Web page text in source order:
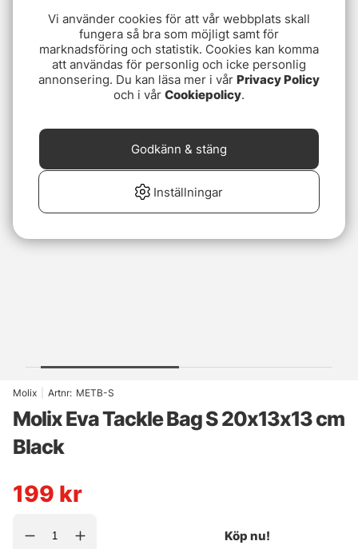
Molix Artnr: METB-S
Molix Eva Tackle Bag S 20x13x13 cm
Black
199 kr
Köp nu!
Vi använder cookies för att vår webbplats skall
fungera så bra som möjligt samt för
marknadsföring och statistik. Cookies kan komma
att användas för personlig och icke personlig
annonsering. Du kan läsa mer i vår Privacy Policy
och i vår Cookiepolicy.
Inställningar
Godkänn & stäng